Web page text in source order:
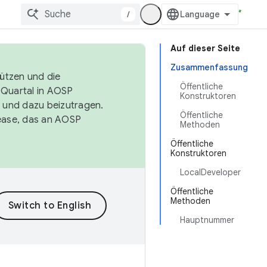
/
Auf dieser Seite
Zusammenfassung
Öffentliche
Konstruktoren
Öffentliche
Methoden
Öffentliche
Konstruktoren
LocalDeveloper
Öffentliche
Methoden
Hauptnummer
und die
in AOSP
und dazu beizutragen.
das an AOSP